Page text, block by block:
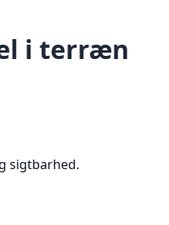
i terræn
sigtbarhed.